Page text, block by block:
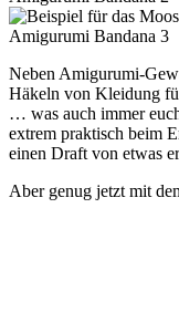
Neben Amigurumi-
Häkeln von Kleidung
… was auch immer
extrem praktisch beim
einen Draft von etwas
Aber genug jetzt mit